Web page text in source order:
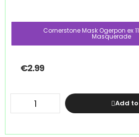
Cornerstone Mask Ogerpon ex
Masquerade
€2.99
Add